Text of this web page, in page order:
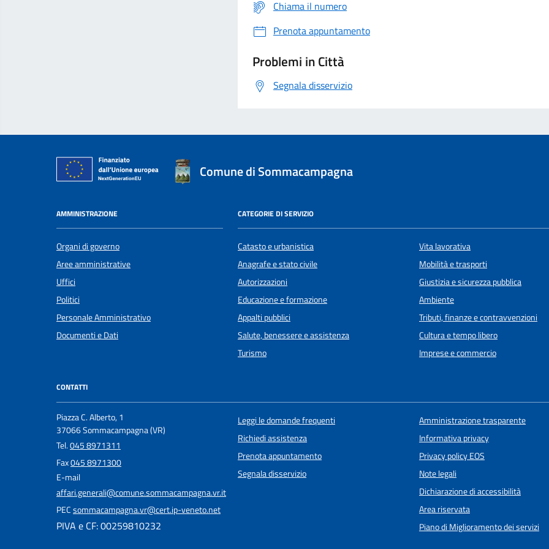
Chiama il numero
Prenota appuntamento
Problemi in Città
Segnala disservizio
Comune di Sommacampagna
AMMINISTRAZIONE
Organi di governo
Aree amministrative
Uffici
Politici
Personale Amministrativo
Documenti e Dati
CATEGORIE DI SERVIZIO
Catasto e urbanistica
Anagrafe e stato civile
Autorizzazioni
Educazione e formazione
Appalti pubblici
Salute, benessere e assistenza
Turismo
Vita lavorativa
Mobilità e trasporti
Giustizia e sicurezza pubblica
Ambiente
Tributi, finanze e contravvenzioni
Cultura e tempo libero
Imprese e commercio
CONTATTI
Piazza C. Alberto, 1
37066 Sommacampagna (VR)
Tel.045 8971311
Fax045 8971300
E-mail
affari.generali@comune.sommacampagna.vr.it
PECsommacampagna.vr@cert.ip-veneto.net
PIVA e CF: 00259810232
Leggi le domande frequenti
Richiedi assistenza
Prenota appuntamento
Segnala disservizio
Amministrazione trasparente
Informativa privacy
Privacy policy EOS
Note legali
Dichiarazione di accessibilità
Area riservata
Piano di Miglioramento dei servizi